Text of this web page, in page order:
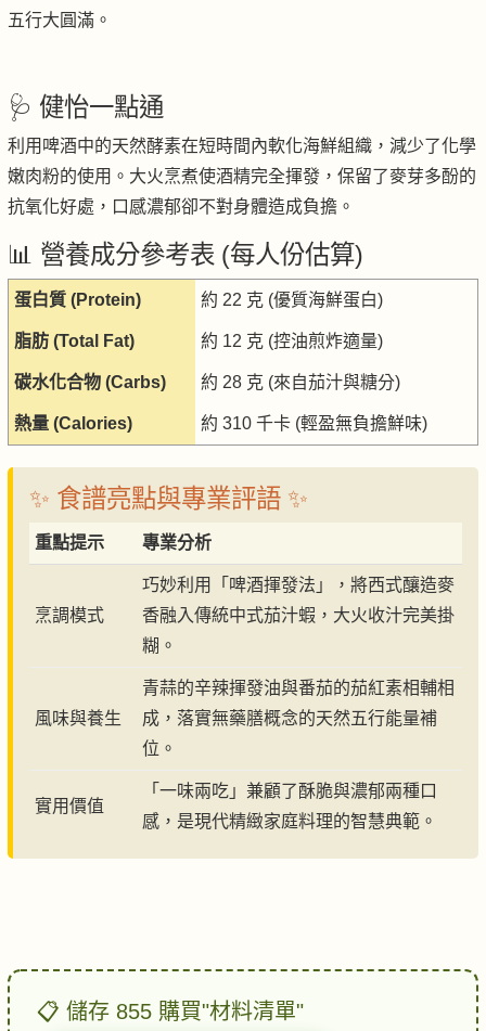
五行大圓滿。
🩺 健怡一點通
利用啤酒中的天然酵素在短時間內軟化海鮮組織，減少了化學
嫩肉粉的使用。大火烹煮使酒精完全揮發，保留了麥芽多酚的
抗氧化好處，口感濃郁卻不對身體造成負擔。
📊 營養成分參考表 (每人份估算)
蛋白質 (Protein) 約 22 克 (優質海鮮蛋白)
脂肪 (Total Fat) 約 12 克 (控油煎炸適量)
碳水化合物 (Carbs) 約 28 克 (來自茄汁與糖分)
熱量 (Calories) 約 310 千卡 (輕盈無負擔鮮味)
✨ 食譜亮點與專業評語 ✨
重點提示 專業分析
烹調模式
巧妙利用「啤酒揮發法」，將西式釀造麥
香融入傳統中式茄汁蝦，大火收汁完美掛
糊。
風味與養生
青蒜的辛辣揮發油與番茄的茄紅素相輔相
成，落實無藥膳概念的天然五行能量補
位。
實用價值
「一味兩吃」兼顧了酥脆與濃郁兩種口
感，是現代精緻家庭料理的智慧典範。
📋 儲存 855 購買"材料清單"